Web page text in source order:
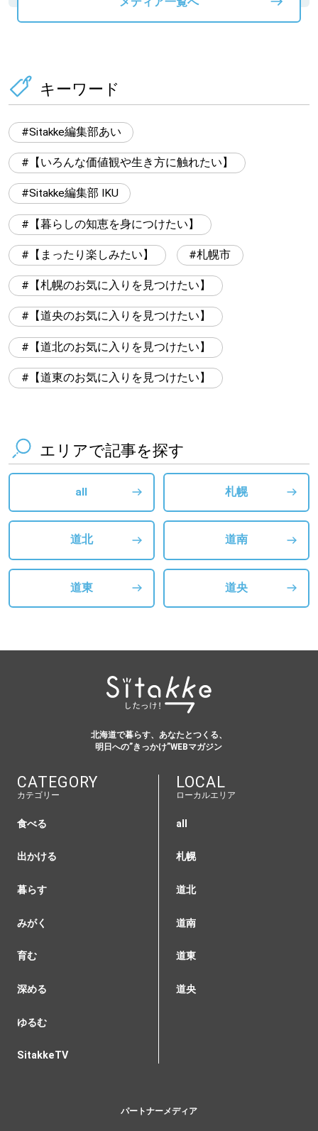
キーワード
Sitakke編集部あい
【いろんな価値観や生き方に触れたい】
Sitakke編集部 IKU
【暮らしの知恵を身につけたい】
【まったり楽しみたい】 札幌市
【札幌のお気に入りを見つけたい】
【道央のお気に入りを見つけたい】
【道北のお気に入りを見つけたい】
【道東のお気に入りを見つけたい】
エリアで記事を探す
all 札幌
道北 道南
道東 道央
北海道で暮らす、あなたとつくる、
明日への”きっかけ”WEBマガジン
CATEGORY
カテゴリー
食べる
出かける
暮らす
みがく
育む
深める
ゆるむ
SitakkeTV
LOCAL
ローカルエリア
all
札幌
道北
道南
道東
道央
パートナーメディア